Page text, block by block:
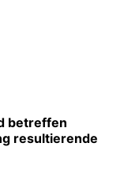
betreffen
resultierende